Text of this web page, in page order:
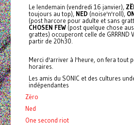
Le lendemain (vendredi 16 janvier),
toujours au top), NED (noise'n'roll),
(post harcore pour adulte et sans
CHOSEN FEW(post quelque chose
grattes) occuperont celle de GRRRND
partir de 20h30.
Merci d'arriver à l'heure, on fera tout
horaires.
Les amis du SONIC et des cultures
indépendantes
Zëro
Ned
One second riot